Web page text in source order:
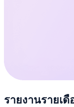
รายงานรายเ